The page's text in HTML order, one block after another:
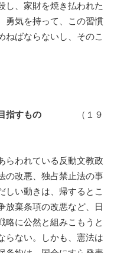
し、家財を焼き払われた
勇気を持って、この習慣
ねばならないし、そのこ
指すもの （１９
らわれている反動文教政
の改悪、独占禁止法の事
しい動きは、帰するとこ
放棄条項の改悪など、日
略に公然と組みこもうと
らない。しかも、憲法は